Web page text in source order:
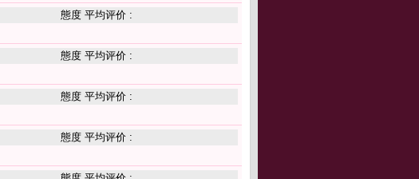
態度 平均评价 :
態度 平均评价 :
態度 平均评价 :
態度 平均评价 :